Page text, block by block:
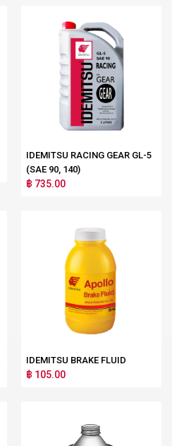
IDEMITSU RACING GEAR GL-5
(SAE 90, 140)
฿ 735.00
IDEMITSU BRAKE FLUID
฿ 105.00